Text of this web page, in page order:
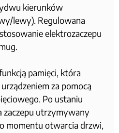
kierunków
lewy). Regulowana
elektrozaczepu
pamięci, która
za pomocą
Po ustaniu
zaczepu utrzymywany
momentu otwarcia drzwi,